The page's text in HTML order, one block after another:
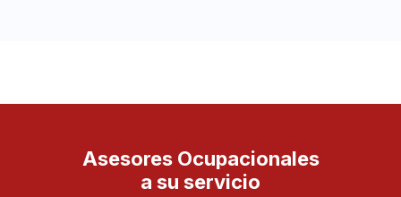
Asesores Ocupacionales
a su servicio